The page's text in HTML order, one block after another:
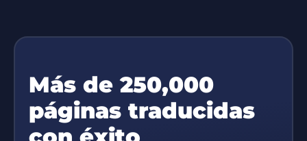
Más de 250,000
páginas traducidas